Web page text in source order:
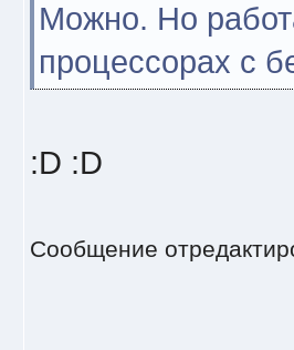
Можно. Но
процессорах с
:D :D
Сообщение